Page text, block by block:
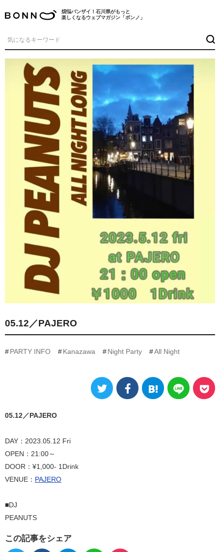
煩悩バンザイ！石川県がもっと
楽しくなるウェブマガジン「ボンノ」
05.12／PAJERO
PARTY INFO Kanazawa Night Party All Night
05.12／PAJERO
DAY：2023.05.12 Fri
OPEN：21:00～
DOOR：¥1,000- 1Drink
VENUE： PAJERO
■DJ
PEANUTS
この記事をシェア